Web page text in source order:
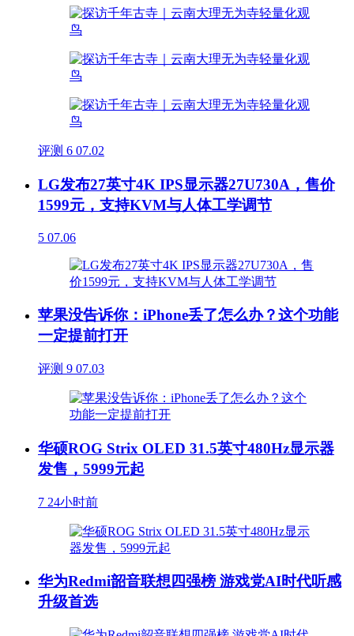
评测 6 07.02
LG发布27英寸4K IPS显示器27U730A，售价
1599元，支持KVM与人体工学调节
5 07.06
苹果没告诉你：iPhone丢了怎么办？这个功能
一定提前打开
评测 9 07.03
华硕ROG Strix OLED 31.5英寸480Hz显示器
发售，5999元起
7 24小时前
华为Redmi韶音联想四强榜 游戏党AI时代听感
升级首选